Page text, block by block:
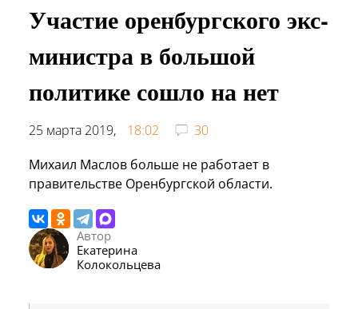
Участие оренбургского экс-
министра в большой
политике сошло на нет
25 марта 2019, 18:02
30
Михаил Маслов больше не работает в
правительстве Оренбургской области.
Автор
Екатерина
Колокольцева